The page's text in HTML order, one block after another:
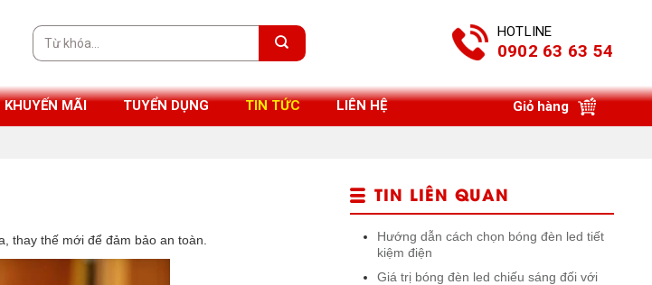
Tìm
kiếm:
HOTLINE
0902 63 63 54
KHUYẾN MÃI TUYỂN DỤNG TIN TỨC LIÊN HỆ Giỏ hàng
thay thế mới để đảm bảo an toàn.
TIN LIÊN QUAN
Hướng dẫn cách chọn bóng đèn led tiết
kiệm điện
Giá trị bóng đèn led chiếu sáng đối với